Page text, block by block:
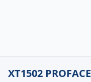
XT1502 PROFACE